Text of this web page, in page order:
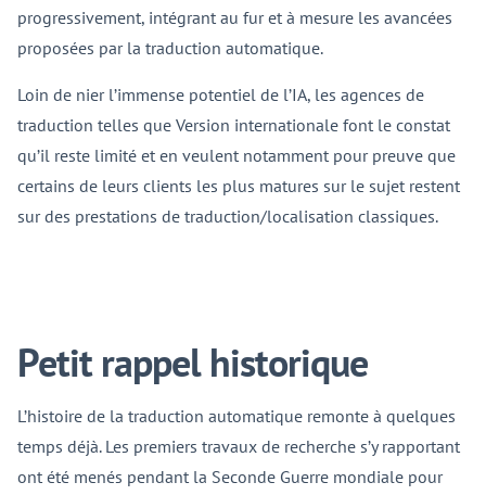
progressivement, intégrant au fur et à mesure les avancées
proposées par la traduction automatique.
Loin de nier l’immense potentiel de l’IA, les agences de
traduction telles que Version internationale font le constat
qu’il reste limité et en veulent notamment pour preuve que
certains de leurs clients les plus matures sur le sujet restent
sur des prestations de traduction/localisation classiques.
Petit rappel historique
L’histoire de la traduction automatique remonte à quelques
temps déjà. Les premiers travaux de recherche s’y rapportant
ont été menés pendant la Seconde Guerre mondiale pour